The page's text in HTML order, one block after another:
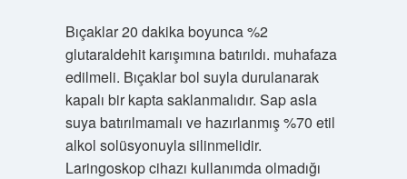
Bıçaklar 20 dakika boyunca %2
glutaraldehit karışımına batırıldı. muhafaza
edilmeli. Bıçaklar bol suyla durulanarak
kapalı bir kapta saklanmalıdır. Sap asla
suya batırılmamalı ve hazırlanmış %70 etil
alkol solüsyonuyla silinmelidir.
Laringoskop cihazı kullanımda olmadığı